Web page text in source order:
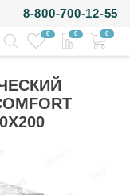
8-800-700-12-55
0 0 0